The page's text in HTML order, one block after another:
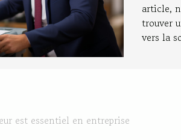
est essentiel en entreprise
article,
trouver
vers la